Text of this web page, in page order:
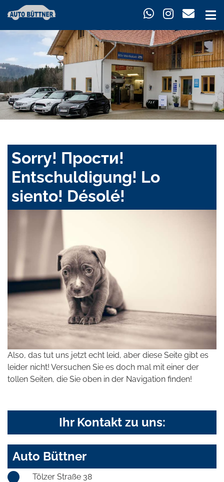
Sorry! Прости!
Entschuldigung! Lo
siento! Désolé!
Also, das tut uns jetzt echt leid, aber diese Seite gibt es
leider nicht! Versuchen Sie es doch mal mit einer der
tollen Seiten, die Sie oben in der Navigation finden!
Ihr Kontakt zu uns:
Auto Büttner
Tölzer Straße 38